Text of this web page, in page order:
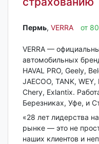
Пермь‎, VERRA от
VERRA —
автомобильных
HAVAL PRO, Geely,
JAECOO, TANK,
Chery, Exlantix.
Березниках, Уфе, и
«28 лет лидерства
рынке — это не
наших клиентов и